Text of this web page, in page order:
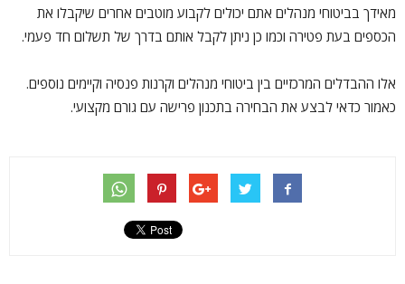
מאידך בביטוחי מנהלים אתם יכולים לקבוע מוטבים אחרים שיקבלו את
הכספים בעת פטירה וכמו כן ניתן לקבל אותם בדרך של תשלום חד פעמי.
אלו ההבדלים המרכזיים בין ביטוחי מנהלים וקרנות פנסיה וקיימים נוספים.
כאמור כדאי לבצע את הבחירה בתכנון פרישה עם גורם מקצועי.